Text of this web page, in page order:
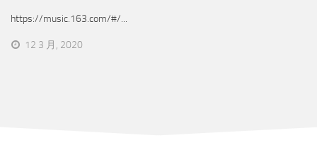
https://music.163.com/#/...
12 3 月, 2020